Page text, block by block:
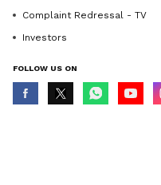
Complaint Redressal - TV
Investors
FOLLOW US ON